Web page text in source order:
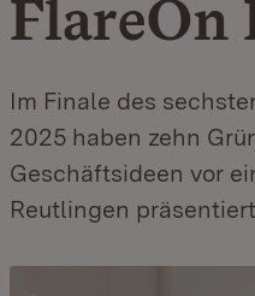
FlareOn
Im Finale des
2025 haben zehn
Geschäftsideen vor
Reutlingen